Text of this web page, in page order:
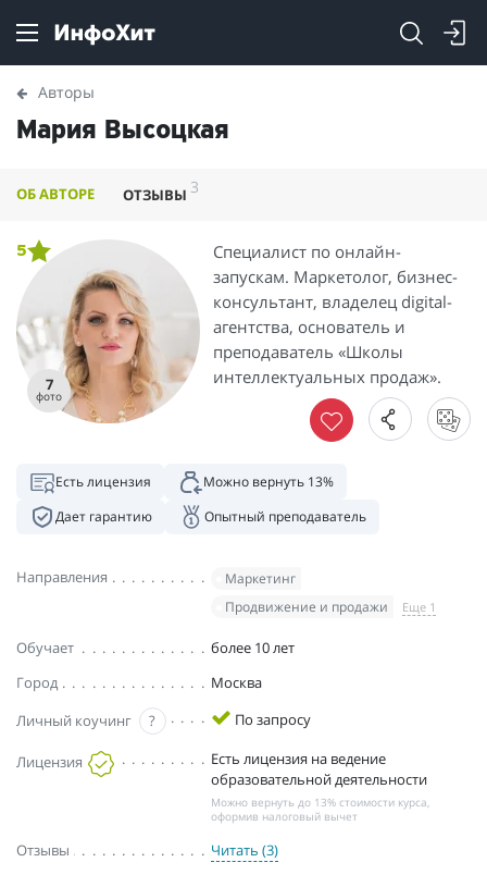
Авторы
Мария Высоцкая
ОБ АВТОРЕ ОТЗЫВЫ 3
7
фото
5
Специалист по онлайн-
запускам. Маркетолог, бизнес-
консультант, владелец digital-
агентства, основатель и
преподаватель «Школы
интеллектуальных продаж».
Есть лицензия
Можно вернуть 13%
Дает гарантию
Опытный преподаватель
Направления
Маркетинг
Продвижение и продажи
Еще 1
Обучает
более 10 лет
Город
Москва
Личный коучинг
? По запросу
Лицензия
Есть лицензия на ведение
образовательной деятельности
Можно вернуть до 13% стоимости курса,
оформив налоговый вычет
Отзывы Читать (3)